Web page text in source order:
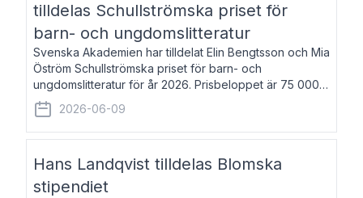
tilldelas Schullströmska priset för
barn- och ungdomslitteratur
Svenska Akademien har tilldelat Elin Bengtsson och Mia
Öström Schullströmska priset för barn- och
ungdomslitteratur för år 2026. Prisbeloppet är 75 000
kronor vardera. Elin Bengtsson, född 1987, är författare
och forskare i genusvetenskap.
2026-06-09
Hans Landqvist tilldelas Blomska
stipendiet